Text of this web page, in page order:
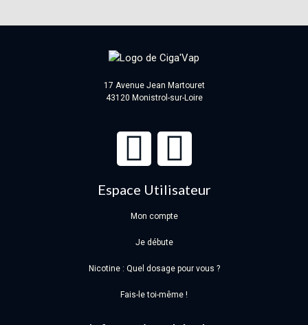
17 Avenue Jean Martouret
43120 Monistrol-sur-Loire
Espace Utilisateur
Mon compte
Je débute
Nicotine : Quel dosage pour vous ?
Fais-le toi-même !